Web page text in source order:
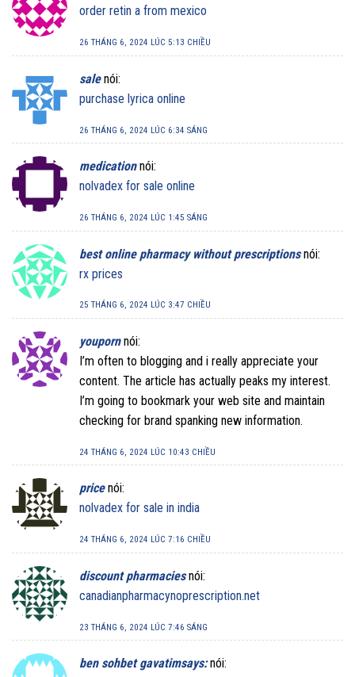
order retin a from mexico
26 THÁNG 6, 2024 LÚC 5:13 CHIỀU
sale nói:
purchase lyrica online
26 THÁNG 6, 2024 LÚC 6:34 SÁNG
medication nói:
nolvadex for sale online
26 THÁNG 6, 2024 LÚC 1:45 SÁNG
best online pharmacy without prescriptions nói:
rx prices
25 THÁNG 6, 2024 LÚC 3:47 CHIỀU
youporn nói:
I’m often to blogging and i really appreciate your
content. The article has actually peaks my interest.
I’m going to bookmark your web site and maintain
checking for brand spanking new information.
24 THÁNG 6, 2024 LÚC 10:43 CHIỀU
price nói:
nolvadex for sale in india
24 THÁNG 6, 2024 LÚC 7:16 CHIỀU
discount pharmacies nói:
canadianpharmacynoprescription.net
23 THÁNG 6, 2024 LÚC 7:46 SÁNG
ben sohbet gavatimsays: nói: